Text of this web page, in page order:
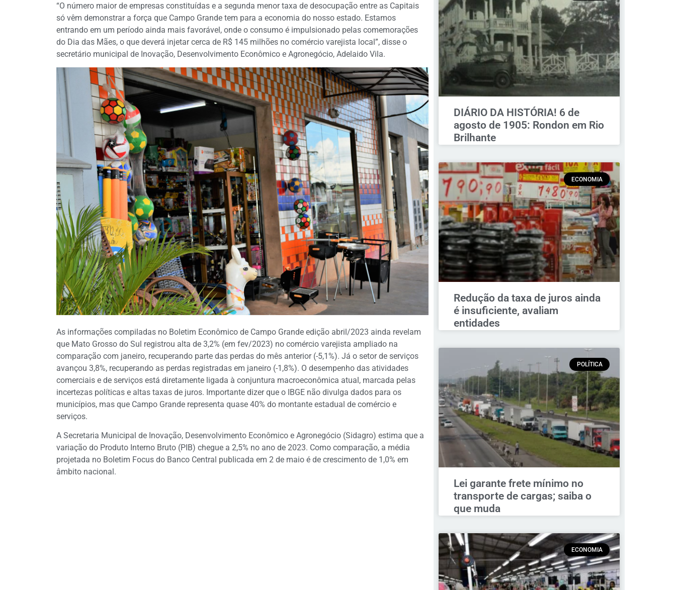
“O número maior de empresas constituídas e a segunda menor taxa de desocupação entre as Capitais
só vêm demonstrar a força que Campo Grande tem para a economia do nosso estado. Estamos
entrando em um período ainda mais favorável, onde o consumo é impulsionado pelas comemorações
do Dia das Mães, o que deverá injetar cerca de R$ 145 milhões no comércio varejista local”, disse o
secretário municipal de Inovação, Desenvolvimento Econômico e Agronegócio, Adelaido Vila.
As informações compiladas no Boletim Econômico de Campo Grande edição abril/2023 ainda revelam
que Mato Grosso do Sul registrou alta de 3,2% (em fev/2023) no comércio varejista ampliado na
comparação com janeiro, recuperando parte das perdas do mês anterior (-5,1%). Já o setor de serviços
avançou 3,8%, recuperando as perdas registradas em janeiro (-1,8%). O desempenho das atividades
comerciais e de serviços está diretamente ligada à conjuntura macroeconômica atual, marcada pelas
incertezas políticas e altas taxas de juros. Importante dizer que o IBGE não divulga dados para os
municípios, mas que Campo Grande representa quase 40% do montante estadual de comércio e
serviços.
A Secretaria Municipal de Inovação, Desenvolvimento Econômico e Agronegócio (Sidagro) estima que a
variação do Produto Interno Bruto (PIB) chegue a 2,5% no ano de 2023. Como comparação, a média
projetada no Boletim Focus do Banco Central publicada em 2 de maio é de crescimento de 1,0% em
âmbito nacional.
DIÁRIO DA HISTÓRIA! 6 de
agosto de 1905: Rondon em Rio
Brilhante
ECONOMIA
Redução da taxa de juros ainda
é insuficiente, avaliam
entidades
POLÍTICA
Lei garante frete mínimo no
transporte de cargas; saiba o
que muda
ECONOMIA